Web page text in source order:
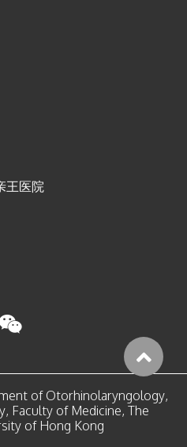
王医院
of Otorhinolaryngology,
Faculty of Medicine, The
of Hong Kong